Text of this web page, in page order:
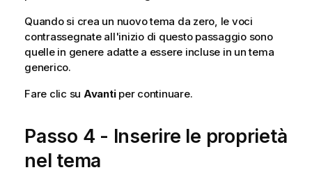
Quando si crea un nuovo tema da zero, le voci
contrassegnate all'inizio di questo passaggio sono
quelle in genere adatte a essere incluse in un tema
generico.
Fare clic su Avantiper continuare.
Passo 4 - Inserire le proprietà
nel tema